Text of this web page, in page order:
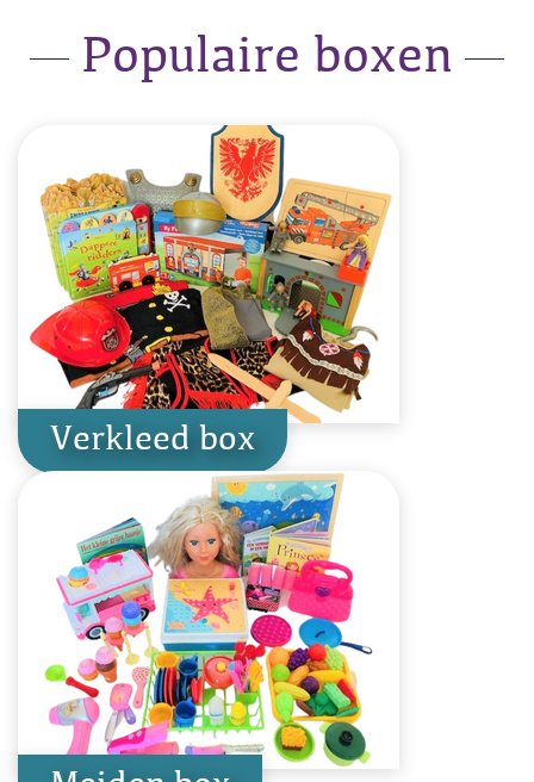
Populaire boxen
Verkleed box